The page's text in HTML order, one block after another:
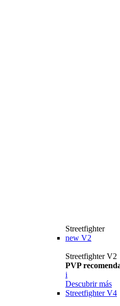
Streetfighter
new V2
Streetfighter V2
PVP
i
Descubrir más
Streetfighter V4